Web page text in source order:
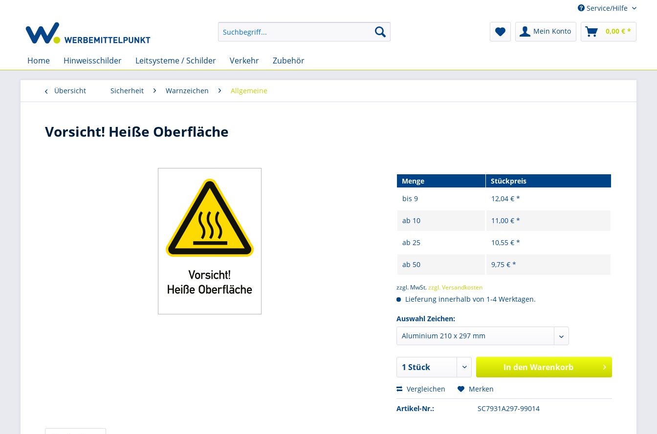
Service/Hilfe
Mein Konto 0,00 € *
Home Hinweisschilder Leitsysteme / Schilder Verkehr Zubehör
Übersicht Sicherheit Warnzeichen Allgemeine
Vorsicht! Heiße Oberfläche
Menge
Stückpreis
bis9 12,04 € *
ab 10 11,00 € *
ab25 10,55 € *
ab 50 9,75 € *
zzgl. MwSt.zzgl. Versandkosten
Lieferung innerhalb von 1-4 Werktagen.
Auswahl Zeichen:
In den Warenkorb
Vergleichen Merken
Artikel-Nr.: SC7931A297-99014